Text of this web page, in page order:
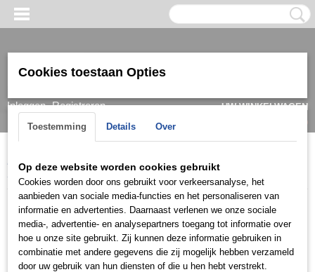
Inloggen Registreren
UW WINKELWAGEN
(0)
Home > > Trouwringen / Wedding Cera collectie
3326
Cookies toestaan Opties
Toestemming Details Over
Op deze website worden cookies gebruikt
Cookies worden door ons gebruikt voor verkeersanalyse, het
aanbieden van sociale media-functies en het personaliseren van
informatie en advertenties. Daarnaast verlenen we onze sociale
media-, advertentie- en analysepartners toegang tot informatie over
hoe u onze site gebruikt. Zij kunnen deze informatie gebruiken in
combinatie met andere gegevens die zij mogelijk hebben verzameld
door uw gebruik van hun diensten of die u hen hebt verstrekt.